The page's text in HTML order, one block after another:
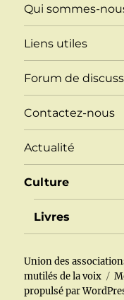
Qui sommes-
Liens utiles
Forum de
Contactez-nous
Actualité
Culture
Livres
Union des
mutilés de la voix
propulsé par